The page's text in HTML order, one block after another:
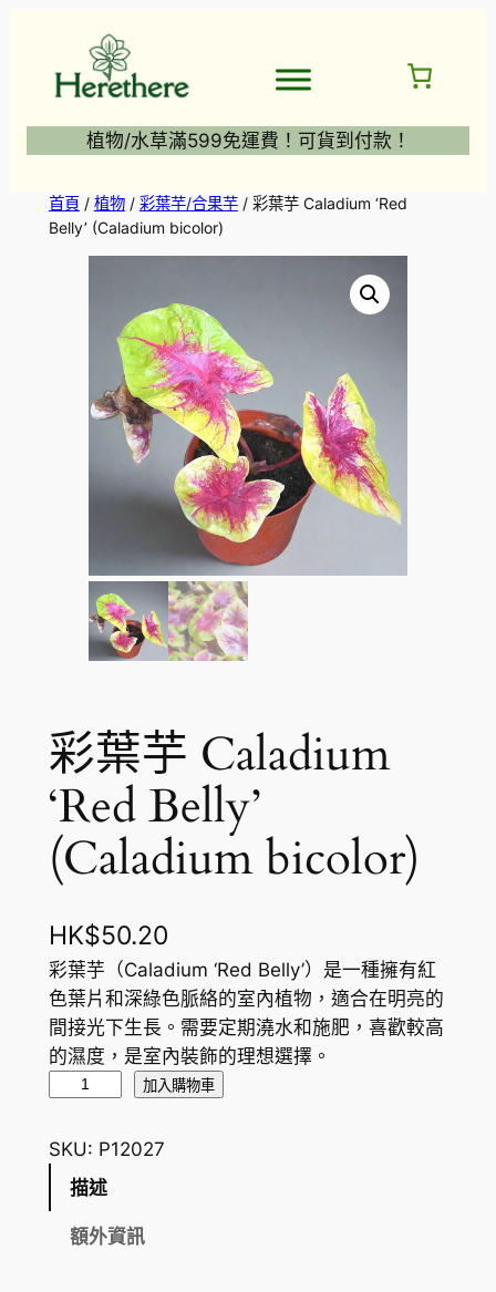
植物/水草滿599免運費！可貨到付款！
首頁/ 植物/ 彩葉芋/合果芋/ 彩葉芋 Caladium ‘Red
Belly’ (Caladium bicolor)
彩葉芋 Caladium
‘Red Belly’
(Caladium bicolor)
HK$50.20
彩葉芋（Caladium ‘Red Belly’）是一種擁有紅
色葉片和深綠色脈絡的室內植物，適合在明亮的
間接光下生長。需要定期澆水和施肥，喜歡較高
的濕度，是室內裝飾的理想選擇。
芋
C
加入購物車
SKU: P12027
描述
額外資訊